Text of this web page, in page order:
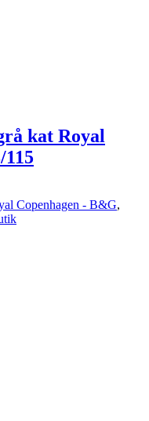
kat Royal
115
Copenhagen - B&G,